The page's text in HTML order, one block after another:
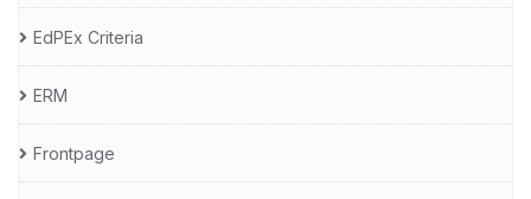
EdPEx Criteria
ERM
Frontpage